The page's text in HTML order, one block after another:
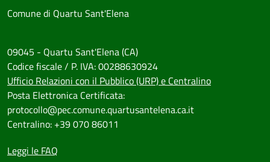
Comune di Quartu Sant'Elena
09045 - Quartu Sant'Elena (CA)
Codice fiscale / P. IVA: 00288630924
Ufficio Relazioni con il Pubblico (URP) e Centralino
Posta Elettronica Certificata:
protocollo@pec.comune.quartusantelena.ca.it
Centralino: +39 070 86011
Leggi le FAQ